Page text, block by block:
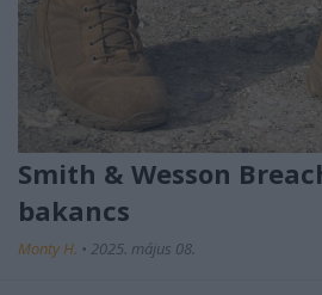
Smith & Wesson
bakancs
Monty H. • 2025. május 08.